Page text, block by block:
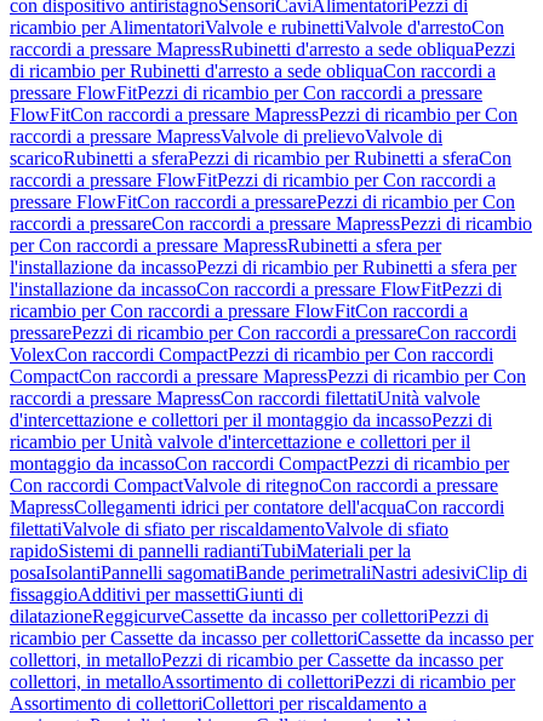
con dispositivo antiristagnoSensoriCaviAlimentatori Pezzi di
ricambio per AlimentatoriValvole e rubinettiValvole d'arrestoCon
raccordi a pressare MapressRubinetti d'arresto a sede obliquaPezzi
di ricambio per Rubinetti d'arresto a sede obliquaCon raccordi a
pressare FlowFitPezzi di ricambio per Con raccordi a pressare
FlowFitCon raccordi a pressare MapressPezzi di ricambio per Con
raccordi a pressare MapressValvole di prelievoValvole di
scaricoRubinetti a sferaPezzi di ricambio per Rubinetti a sferaCon
raccordi a pressare FlowFitPezzi di ricambio per Con raccordi a
pressare FlowFitCon raccordi a pressarePezzi di ricambio per Con
raccordi a pressareCon raccordi a pressare MapressPezzi di ricambio
per Con raccordi a pressare MapressRubinetti a sfera per
l'installazione da incassoPezzi di ricambio per Rubinetti a sfera per
l'installazione da incassoCon raccordi a pressare FlowFitPezzi di
ricambio per Con raccordi a pressare FlowFitCon raccordi a
pressarePezzi di ricambio per Con raccordi a pressareCon raccordi
VolexCon raccordi CompactPezzi di ricambio per Con raccordi
CompactCon raccordi a pressare MapressPezzi di ricambio per Con
raccordi a pressare MapressCon raccordi filettatiUnità valvole
d'intercettazione e collettori per il montaggio da incassoPezzi di
ricambio per Unità valvole d'intercettazione e collettori per il
montaggio da incassoCon raccordi CompactPezzi di ricambio per
Con raccordi CompactValvole di ritegnoCon raccordi a pressare
MapressCollegamenti idrici per contatore dell'acquaCon raccordi
filettatiValvole di sfiato per riscaldamentoValvole di sfiato
rapidoSistemi di pannelli radiantiTubiMateriali per la
posaIsolantiPannelli sagomatiBande perimetraliNastri adesiviClip di
fissaggioAdditivi per massettiGiunti di
dilatazioneReggicurveCassette da incasso per collettoriPezzi di
ricambio per Cassette da incasso per collettoriCassette da incasso per
collettori, in metalloPezzi di ricambio per Cassette da incasso per
collettori, in metalloAssortimento di collettoriPezzi di ricambio per
Assortimento di collettoriCollettori per riscaldamento a